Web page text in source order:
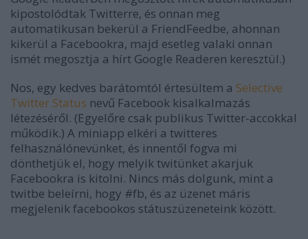
kipostolódtak Twitterre, és onnan meg
automatikusan bekerül a FriendFeedbe, ahonnan
kikerül a Facebookra, majd esetleg valaki onnan
ismét megosztja a hírt Google Readeren keresztül.)
Nos, egy kedves barátomtól értesültem a Selective
Twitter Status nevű Facebook kisalkalmazás
létezéséről. (Egyelőre csak publikus Twitter-accokkal
működik.) A miniapp elkéri a twitteres
felhasználónevünket, és innentől fogva mi
dönthetjük el, hogy melyik twitünket akarjuk
Facebookra is kitolni. Nincs más dolgunk, mint a
twitbe beleírni, hogy #fb, és az üzenet máris
megjelenik facebookos státuszüzeneteink között.